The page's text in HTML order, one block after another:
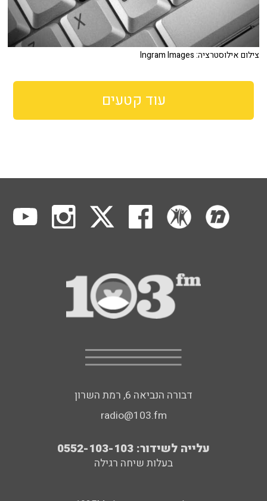
צילום אילוסטרציה: Ingram Images
עוד קטעים
דבורה הנביאה 6, רמת השרון
radio@103.fm
עלייה לשידור: 0552-103-103
בעלות שיחה רגילה